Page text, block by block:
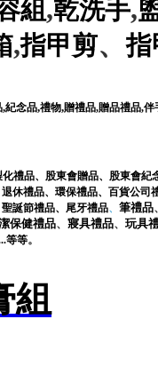
組 ,乾洗手,
,指甲剪、指
,紀念品,禮物,贈禮品,贈品禮品,伴
化禮品、 股東會贈品、 股東會紀
退休禮品、 環保禮品、 百貨公司
聖誕節禮品、 尾牙禮品、 筆禮品
保健禮品、 寢具禮品、 玩具
等等。
組